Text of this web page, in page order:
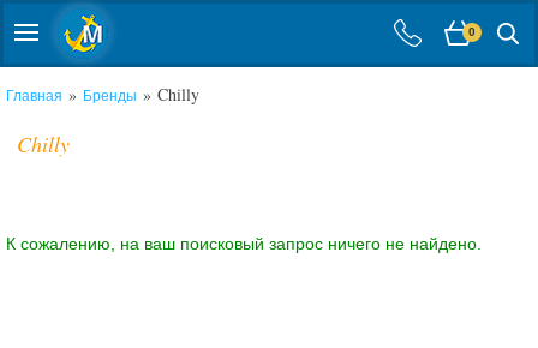
0
Главная » Бренды » Chilly
Chilly
К сожалению, на ваш поисковый запрос ничего не найдено.